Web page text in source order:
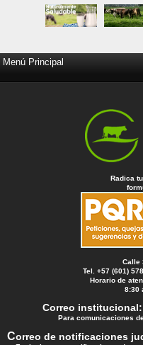
Radica
Calle
Tel. +57 (601)
Horario de
8:30
Correo
Para comunicaciones
Correo de notificaciones